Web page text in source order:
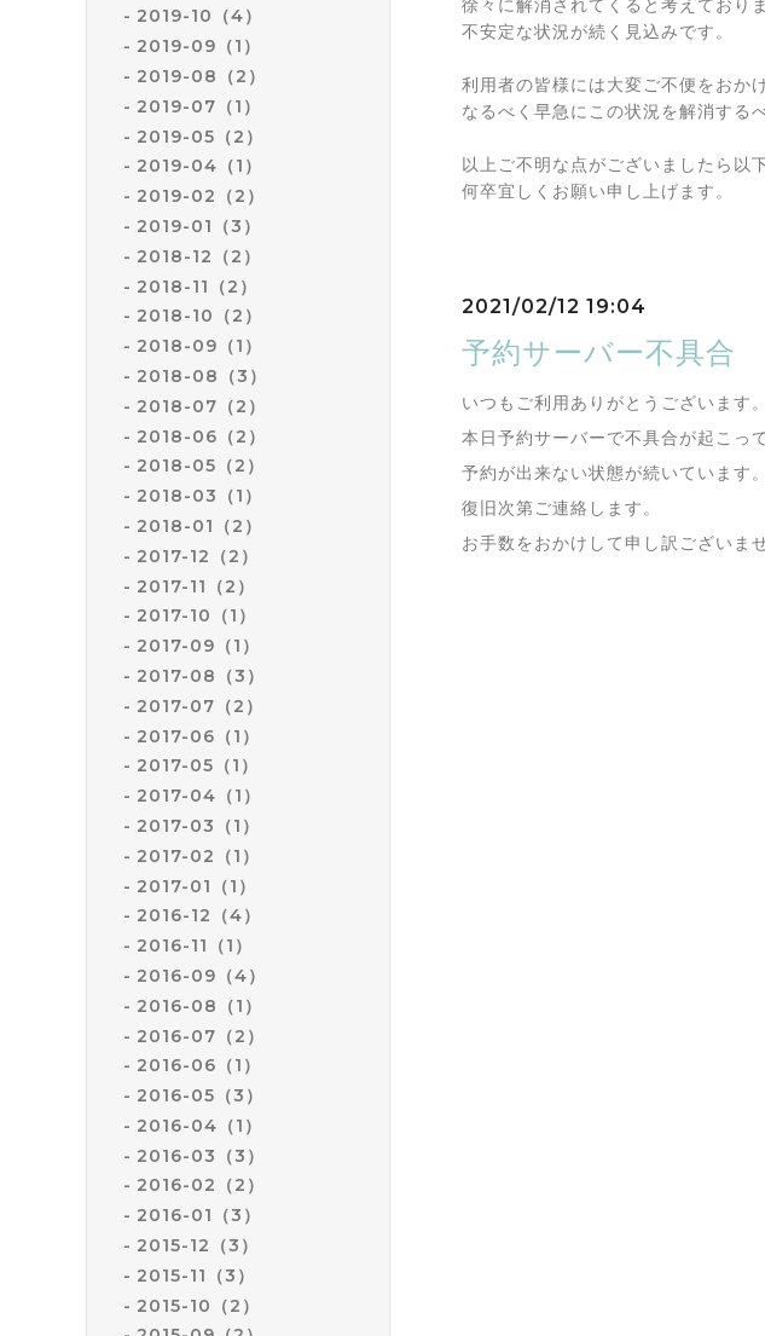
2019-10（4）
2019-09（1）
2019-08（2）
2019-07（1）
2019-05（2）
2019-04（1）
2019-02（2）
2019-01（3）
2018-12（2）
2018-11（2）
2018-10（2）
2018-09（1）
2018-08（3）
2018-07（2）
2018-06（2）
2018-05（2）
2018-03（1）
2018-01（2）
2017-12（2）
2017-11（2）
2017-10（1）
2017-09（1）
2017-08（3）
2017-07（2）
2017-06（1）
2017-05（1）
2017-04（1）
2017-03（1）
2017-02（1）
2017-01（1）
2016-12（4）
2016-11（1）
2016-09（4）
2016-08（1）
2016-07（2）
2016-06（1）
2016-05（3）
2016-04（1）
2016-03（3）
2016-02（2）
2016-01（3）
2015-12（3）
2015-11（3）
2015-10（2）
徐々に解消されてくると考えており
不安定な状況が続く見込みです。
利用者の皆様には大変ご不便をおか
なるべく早急にこの状況を解消する
以上ご不明な点がございましたら以
何卒宜しくお願い申し上げます。
2021/02/12 19:04
予約サーバー不具合
いつもご利用ありがとうございます。
本日予約サーバーで不具合が起こっ
予約が出来ない状態が続いています。
復旧次第ご連絡します。
お手数をおかけして申し訳ございませ